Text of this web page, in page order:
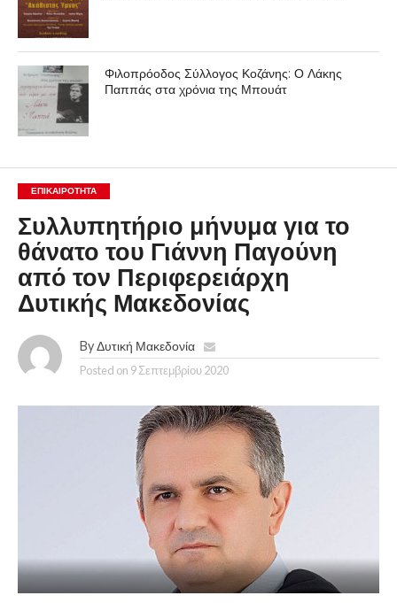
Φιλοπρόοδος Σύλλογος Κοζάνης: Ο Λάκης
Παππάς στα χρόνια της Μπουάτ
ΕΠΙΚΑΙΡΟΤΗΤΑ
Συλλυπητήριο μήνυμα για το
θάνατο του Γιάννη Παγούνη
από τον Περιφερειάρχη
Δυτικής Μακεδονίας
By Δυτική Μακεδονία
Posted on 9 Σεπτεμβρίου 2020